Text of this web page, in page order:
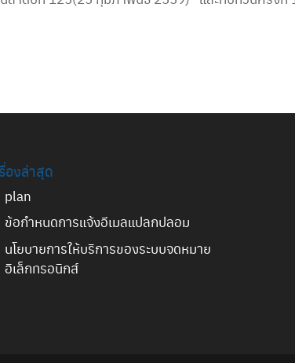
องล่าสุด
plan
ข้อกำหนดการแจ้งอีเมลแปลกปลอม
นโยบายการให้บริการของระบบจดหมาย
อิเล็กทรอนิกส์